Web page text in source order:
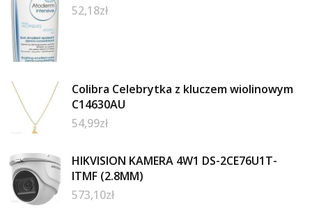
52,18zł
Colibra Celebrytka z kluczem wiolinowym
C14630AU
54,99zł
HIKVISION KAMERA 4W1 DS-2CE76U1T-
ITMF (2.8MM)
573,10zł